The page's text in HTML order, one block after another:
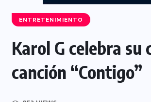
ENTRETENIMIENTO
Karol G celebra su
canción “Contigo”
NACIONAL
Capturan a siete